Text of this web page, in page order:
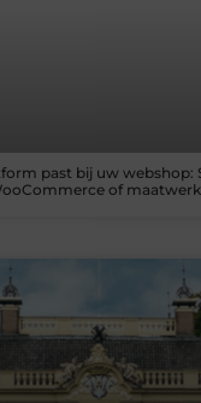
past bij uw webshop:
of maatwerk